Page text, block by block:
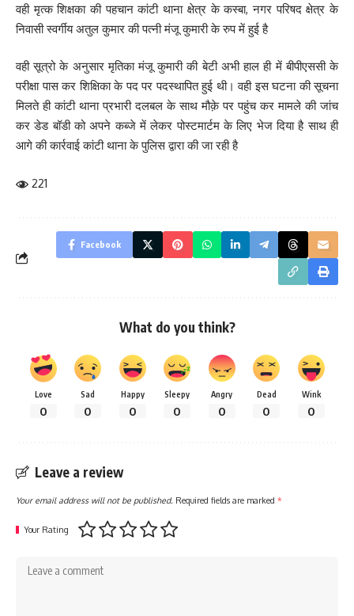
वही मृत्क शिक्षका की पहचान कांटी थाना क्षेत्र के कस्बा, नगर परिषद क्षेत्र के
निवासी स्वर्गीय अतुल कुमार की पत्नी मंजू कुमारी के रुप में हुई है
वही सूत्रो के अनुसार मृतिका मंजू कुमारी की बेटी अभी हाल ही में बीपीएससी के
परीक्षा पास कर शिक्षिका के पद पर पदस्थापित हुई थी। वही इस घटना की सूचना
मिलते ही कांटी थाना प्रभारी दलबल के साथ मौक़े पर पहुंच कर मामले की जांच
कर डेड बॉडी को अपने कब्जे में लेकर पोस्टमार्टम के लिए भेज दिया है साथ ही
आगे की कार्रवाई कांटी थाना के पुलिस द्वारा की जा रही है
221
Facebook
What do you think?
Love
0
Sad
0
Happy
0
Sleepy
0
Angry
0
Dead
0
Wink
0
Leave a review
Your email address will not be published. Required fields are marked *
Your Rating